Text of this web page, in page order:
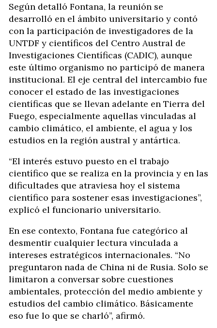
Según detalló Fontana, la reunión se
desarrolló en el ámbito universitario y contó
con la participación de investigadores de la
UNTDF y científicos del Centro Austral de
Investigaciones Científicas (CADIC), aunque
este último organismo no participó de manera
institucional. El eje central del intercambio fue
conocer el estado de las investigaciones
científicas que se llevan adelante en Tierra del
Fuego, especialmente aquellas vinculadas al
cambio climático, el ambiente, el agua y los
estudios en la región austral y antártica.
“El interés estuvo puesto en el trabajo
científico que se realiza en la provincia y en las
dificultades que atraviesa hoy el sistema
científico para sostener esas investigaciones”,
explicó el funcionario universitario.
En ese contexto, Fontana fue categórico al
desmentir cualquier lectura vinculada a
intereses estratégicos internacionales. “No
preguntaron nada de China ni de Rusia. Solo se
limitaron a conversar sobre cuestiones
ambientales, protección del medio ambiente y
estudios del cambio climático. Básicamente
eso fue lo que se charló”, afirmó.